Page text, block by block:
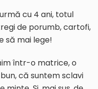
cu 4 ani, totul
de porumb, cartofi,
să mai lege!
într-o matrice, o
că suntem sclavi